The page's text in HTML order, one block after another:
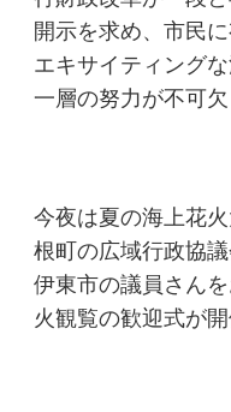
開示を求め、市民
エキサイティング
一層の努力が不可欠
今夜は夏の海上花
根町の広域行政協
伊東市の議員さん
火観覧の歓迎式が開